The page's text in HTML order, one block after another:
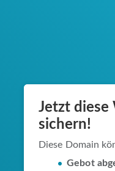
Jetzt diese
sichern!
Diese Domain
Gebot